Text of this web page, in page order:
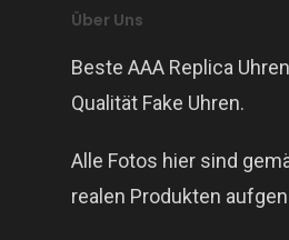
Über Uns
Beste AAA Replica
Qualität Fake Uhren.
Alle Fotos hier sind
realen Produkten